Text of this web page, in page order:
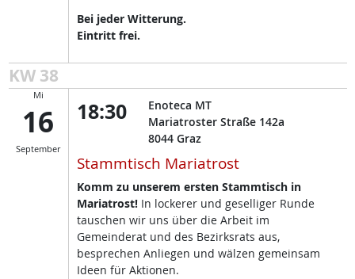
Bei jeder Witterung.
Eintritt frei.
KW 38
Mi
16
September
18:30
Enoteca MT
Mariatroster Straße 142a
8044 Graz
Stammtisch Mariatrost
Komm zu unserem ersten Stammtisch in
Mariatrost!In lockerer und geselliger Runde
tauschen wir uns über die Arbeit im
Gemeinderat und des Bezirksrats aus,
besprechen Anliegen und wälzen gemeinsam
Ideen für Aktionen.